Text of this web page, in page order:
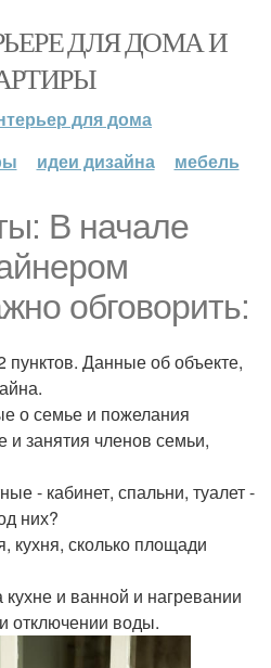
ДЛЯ ДОМА И
для дома
идеи дизайна мебель
В начале
обговорить:
пунктов. Данные об объекте,
о семье и пожелания
и занятия членов семьи,
- кабинет, спальни, туалет -
них?
кухня, сколько площади
и ванной и нагревании
отключении воды.